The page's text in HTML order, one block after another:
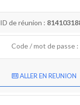
ID de réunion :
Code / mot de passe :
ALLER EN REUNION